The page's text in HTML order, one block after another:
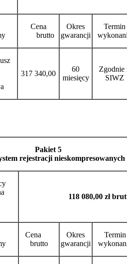
Cena
brutto
Okres
gwarancji
Termin
317 340,00
60
miesięcy
Zgodnie
SIWZ
Pakiet 5
rejestracji nieskompresowanych
118 080,00 zł
Cena
brutto
Okres
gwarancji
Termin